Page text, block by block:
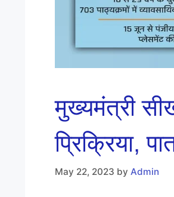
मुख्यमंत्री
प्रिक्रिया,
May 22, 2023 by Admin